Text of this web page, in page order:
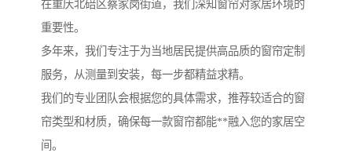
在重庆北碚区蔡家岗街道，我们深知窗帘对家居环境的
重要性。
多年来，我们专注于为当地居民提供高品质的窗帘定制
服务，从测量到安装，每一步都精益求精。
我们的专业团队会根据您的具体需求，推荐较适合的窗
帘类型和材质，确保每一款窗帘都能**融入您的家居空
间。